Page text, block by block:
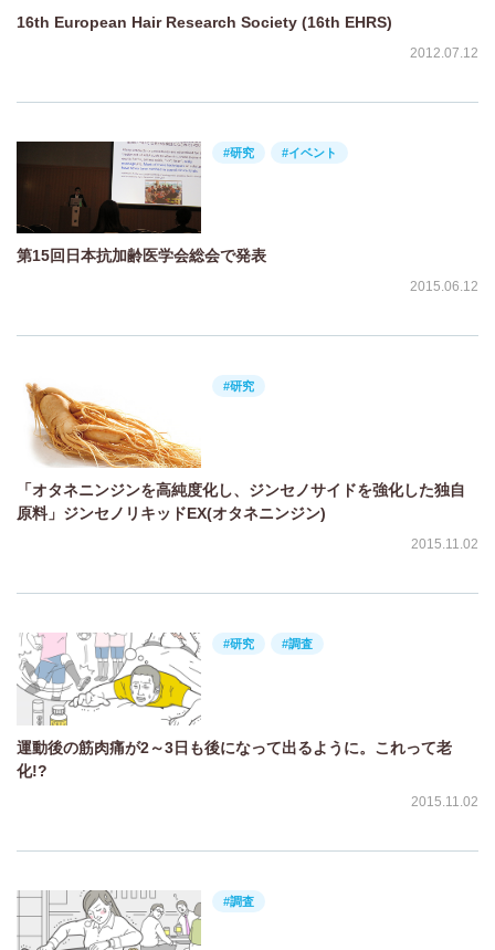
16th European Hair Research Society (16th EHRS)
2012.07.12
#研究 #イベント
第15回日本抗加齢医学会総会で発表
2015.06.12
#研究
「オタネニンジンを高純度化し、ジンセノサイドを強化した独自
原料」ジンセノリキッドEX(オタネニンジン)
2015.11.02
#研究 #調査
運動後の筋肉痛が2～3日も後になって出るように。これって老
化!?
2015.11.02
#調査